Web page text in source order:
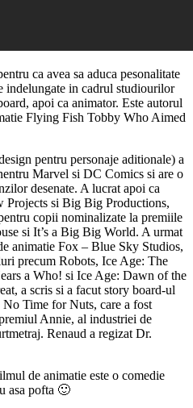
ca avea sa aduca pesonalitate
indelungate in cadrul studiourilor
apoi ca animator. Este autorul
Flying Fish Tobby Who Aimed
pentru personaje aditionale) a
Marvel si DC Comics si are o
desenate. A lucrat apoi ca
Projects si Big Big Productions,
copii nominalizate la premiile
si It’s a Big Big World. A urmat
animatie Fox – Blue Sky Studios,
precum Robots, Ice Age: The
a Who! si Ice Age: Dawn of the
a scris si a facut story board-ul
Time for Nuts, care a fost
Annie, al industriei de
Renaud a regizat Dr.
de animatie este o comedie
asa pofta 🙂